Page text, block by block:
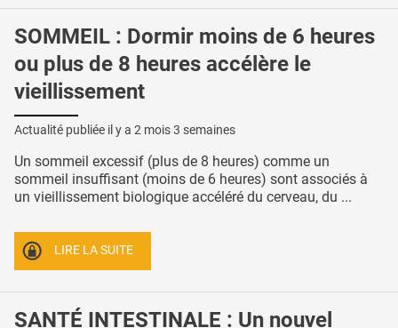
SOMMEIL : Dormir moins de 6 heures
ou plus de 8 heures accélère le
vieillissement
Actualité publiée il y a 2 mois 3 semaines
Un sommeil excessif (plus de 8 heures) comme un
sommeil insuffisant (moins de 6 heures) sont associés à
un vieillissement biologique accéléré du cerveau, du ...
LIRE LA SUITE
SANTÉ INTESTINALE : Un nouvel